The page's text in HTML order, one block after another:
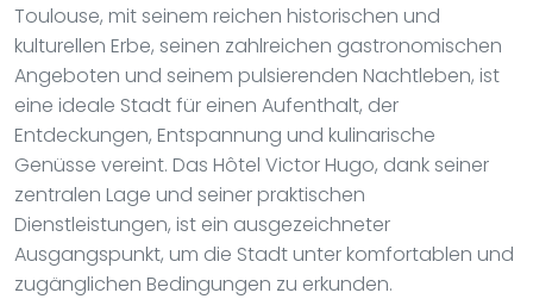
Toulouse, mit seinem reichen historischen und
kulturellen Erbe, seinen zahlreichen gastronomischen
Angeboten und seinem pulsierenden Nachtleben, ist
eine ideale Stadt für einen Aufenthalt, der
Entdeckungen, Entspannung und kulinarische
Genüsse vereint. Das Hôtel Victor Hugo, dank seiner
zentralen Lage und seiner praktischen
Dienstleistungen, ist ein ausgezeichneter
Ausgangspunkt, um die Stadt unter komfortablen und
zugänglichen Bedingungen zu erkunden.